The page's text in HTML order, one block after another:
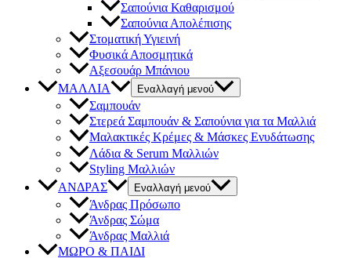
Σαπούνια Καθαρισμού
Σαπούνια Απολέπισης
Στοματική Υγιεινή
Φυσικά Αποσμητικά
Αξεσουάρ Μπάνιου
ΜΑΛΛΙΑ
Εναλλαγή μενού
Σαμπουάν
Στερεά Σαμπουάν & Σαπούνια για τα Μαλλιά
Μαλακτικές Κρέμες & Μάσκες Ενυδάτωσης
Λάδια & Serum Μαλλιών
Styling Μαλλιών
ΑΝΔΡΑΣ
Εναλλαγή μενού
Άνδρας Πρόσωπο
Άνδρας Σώμα
Άνδρας Μαλλιά
ΜΩΡΟ & ΠΑΙΔΙ